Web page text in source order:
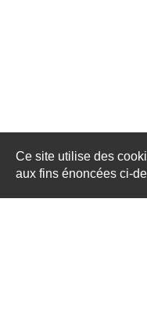
Ce site utilise des
aux fins énoncées ci-